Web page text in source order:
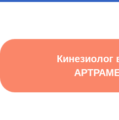
Кинезиолог